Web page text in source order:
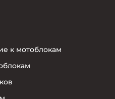
к мотоблокам